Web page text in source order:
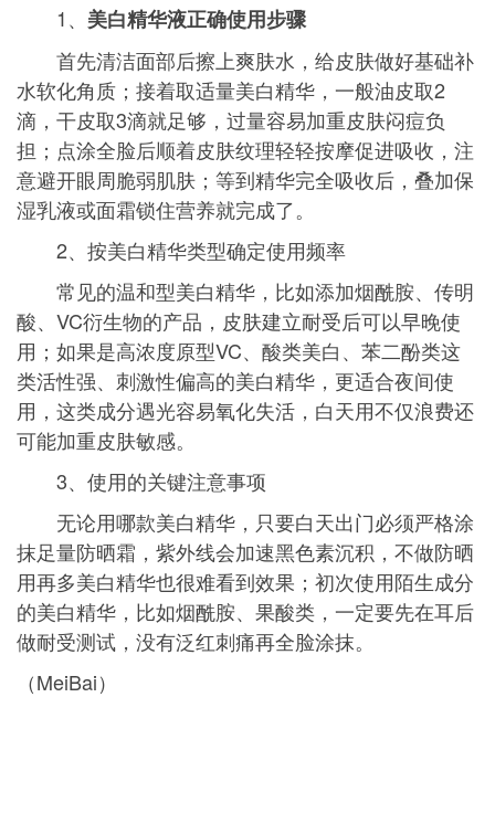
1、 美白精华液正确使用步骤
首先清洁面部后擦上爽肤水，给皮肤做好基础补
水软化角质；接着取适量美白精华，一般油皮取2
滴，干皮取3滴就足够，过量容易加重皮肤闷痘负
担；点涂全脸后顺着皮肤纹理轻轻按摩促进吸收，注
意避开眼周脆弱肌肤；等到精华完全吸收后，叠加保
湿乳液或面霜锁住营养就完成了。
2、按美白精华类型确定使用频率
常见的温和型美白精华，比如添加烟酰胺、传明
酸、VC衍生物的产品，皮肤建立耐受后可以早晚使
用；如果是高浓度原型VC、酸类美白、苯二酚类这
类活性强、刺激性偏高的美白精华，更适合夜间使
用，这类成分遇光容易氧化失活，白天用不仅浪费还
可能加重皮肤敏感。
3、使用的关键注意事项
无论用哪款美白精华，只要白天出门必须严格涂
抹足量防晒霜，紫外线会加速黑色素沉积，不做防晒
用再多美白精华也很难看到效果；初次使用陌生成分
的美白精华，比如烟酰胺、果酸类，一定要先在耳后
做耐受测试，没有泛红刺痛再全脸涂抹。
（MeiBai）